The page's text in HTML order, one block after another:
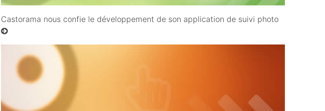
Castorama nous confie le développement de son application de suivi photo
30/08/2009